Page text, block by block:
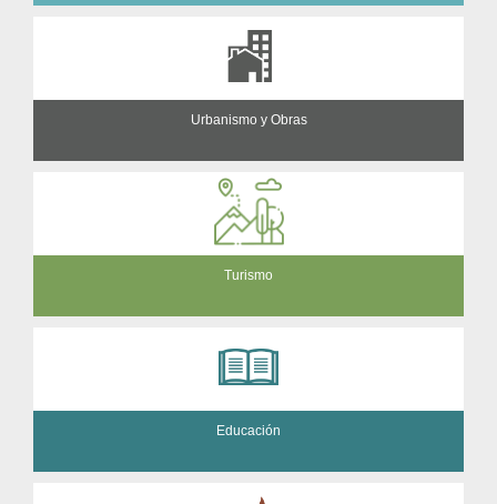
Urbanismo y Obras
Turismo
Educación